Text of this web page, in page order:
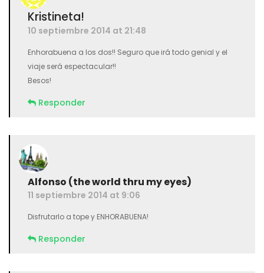
Kristineta!
10 septiembre 2014 at 21:48
Enhorabuena a los dos!! Seguro que irá todo genial y el
viaje será espectacular!!
Besos!
Responder
Alfonso (the world thru my eyes)
11 septiembre 2014 at 9:06
Disfrutarlo a tope y ENHORABUENA!
Responder